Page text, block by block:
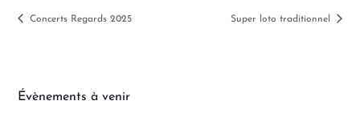
Concerts Regards 2025 Super loto traditionnel
Évènements à venir